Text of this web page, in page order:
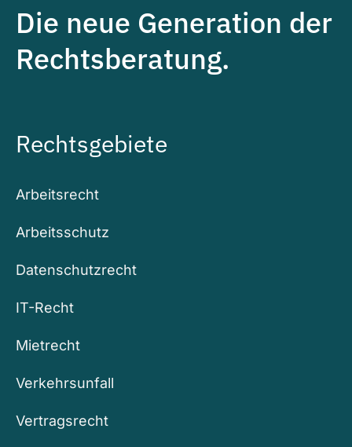
Die neue Generation der
Rechtsberatung.
Rechtsgebiete
Arbeitsrecht
Arbeitsschutz
Datenschutzrecht
IT-Recht
Mietrecht
Verkehrsunfall
Vertragsrecht